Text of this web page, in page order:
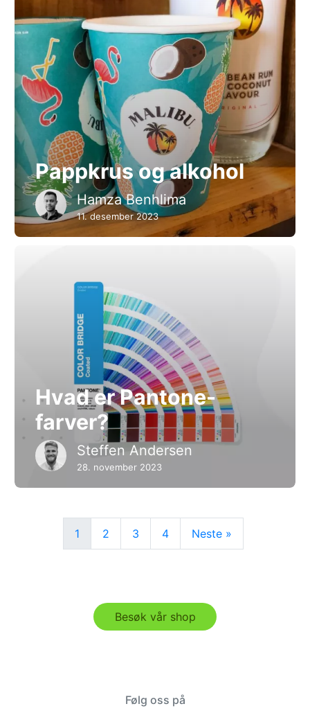
Pappkrus og alkohol
Hamza Benhlima
11. desember 2023
Hvad er Pantone-
farver?
Steffen Andersen
28. november 2023
1 2 3 4 Neste »
Besøk vår shop
Følg oss på